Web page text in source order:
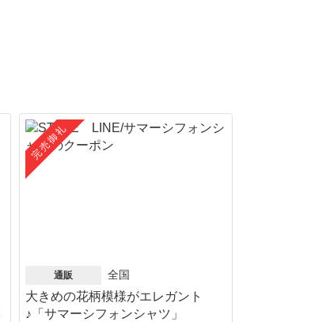
完売御礼
通販 全国
大きめの花柄模様がエレガント
♪「サマーシフォンシャツ」